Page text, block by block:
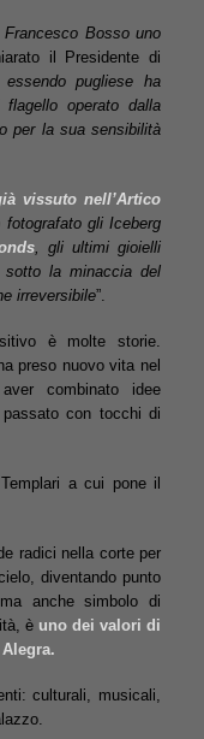
Bosso uno
il Presidente di
essendo pugliese ha
operato dalla
per la sua sensibilità
vissuto nell’Artico
fotografato gli Iceberg
, gli ultimi gioielli
la minaccia del
irreversibile”.
è molte storie.
preso nuovo vita nel
combinato idee
con tocchi di
a cui pone il
radici nella corte per
diventando punto
anche simbolo di
è uno dei valori di
culturali, musicali,